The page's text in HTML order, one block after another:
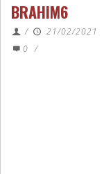
BRAHIM6
/
21/02/2021
0 /